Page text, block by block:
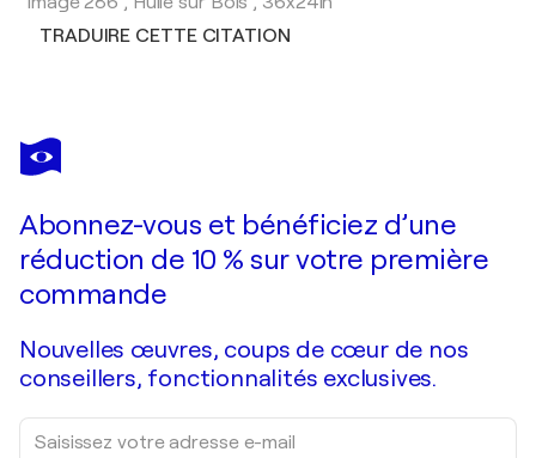
TRADUIRE CETTE CITATION
Abonnez-vous et bénéficiez d’une
réduction de 10 % sur votre première
commande
Nouvelles œuvres, coups de cœur de nos
conseillers, fonctionnalités exclusives.